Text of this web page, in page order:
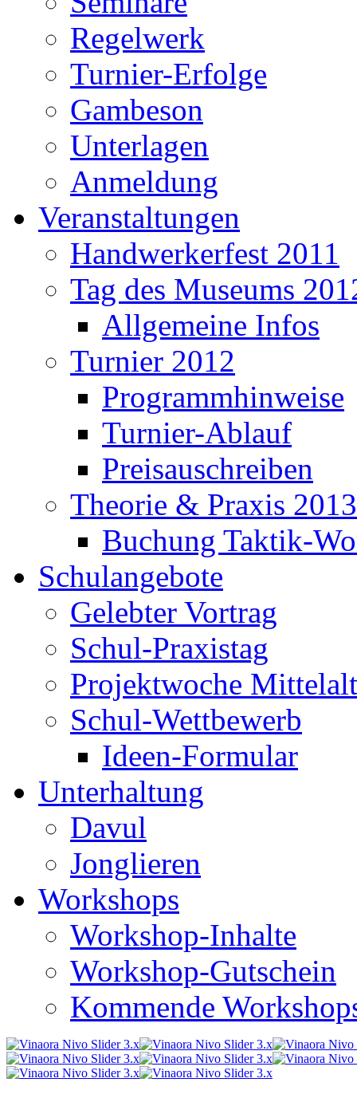
Regelwerk
Turnier-Erfolge
Gambeson
Unterlagen
Anmeldung
Veranstaltungen
Handwerkerfest 2011
Tag des Museums
Allgemeine Infos
Turnier 2012
Programmhinweise
Turnier-Ablauf
Preisauschreiben
Theorie & Praxis 2013
Buchung Taktik-
Schulangebote
Gelebter Vortrag
Schul-Praxistag
Projektwoche
Schul-Wettbewerb
Ideen-Formular
Unterhaltung
Davul
Jonglieren
Workshops
Workshop-Inhalte
Workshop-Gutschein
Kommende